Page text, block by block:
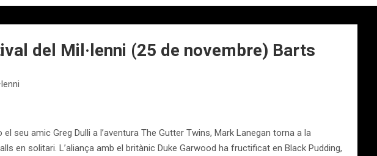
del Mil·lenni (25 de novembre) Barts
seu amic Greg Dulli a l’aventura The Gutter Twins, Mark Lanegan torna a la
en solitari. L’aliança amb el britànic Duke Garwood ha fructificat en Black Pudding,